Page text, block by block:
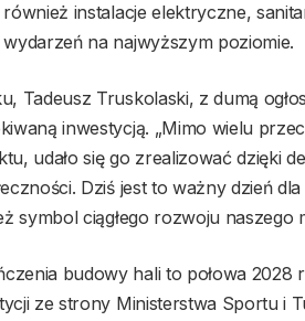
instalacje elektryczne,
na najwyższym poziomie.
Tadeusz Truskolaski, z dumą
inwestycją. „Mimo wielu
udało się go zrealizować dzięki
Dziś jest to ważny dzień
symbol ciągłego rozwoju naszego
budowy hali to połowa 2028
ze strony Ministerstwa Sportu i